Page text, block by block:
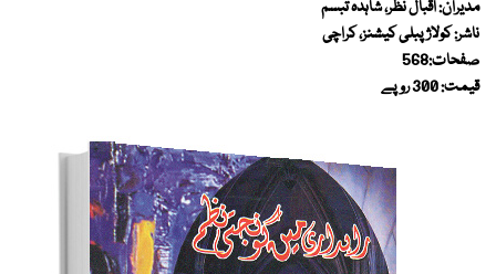
مدیران: اقبال نظر، شاہدہ تبسم
ناشر: کولاژ پبلی کیشنز، کراچی
صفحات:568
قیمت: 300 روپے